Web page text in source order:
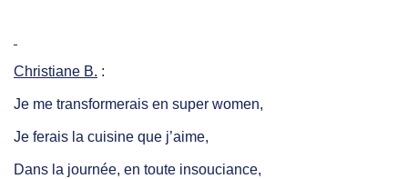
Christiane B. :
Je me transformerais en super women,
Je ferais la cuisine que j’aime,
Dans la journée, en toute insouciance,